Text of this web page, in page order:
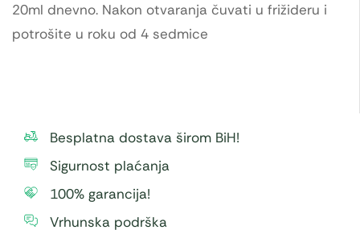
20ml dnevno. Nakon otvaranja čuvati u frižideru i
potrošite u roku od 4 sedmice
Besplatna dostava širom BiH!
Sigurnost plaćanja
100% garancija!
Vrhunska podrška